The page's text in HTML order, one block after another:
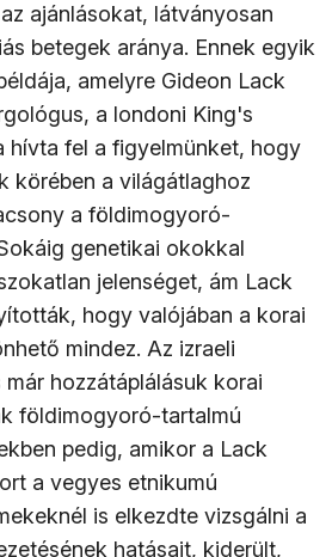
ajánlásokat, látványosan
betegek aránya. Ennek egyik
amelyre Gideon Lack
a londoni King's
hívta fel a figyelmünket, hogy
körében a világátlaghoz
a földimogyoró-
genetikai okokkal
jelenséget, ám Lack
hogy valójában a korai
mindez. Az izraeli
hozzátáplálásuk korai
földimogyoró-tartalmú
pedig, amikor a Lack
a vegyes etnikumú
is elkezdte vizsgálni a
hatásait, kiderült,